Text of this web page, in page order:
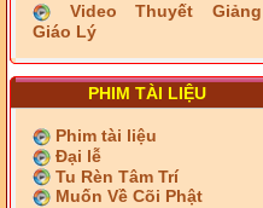
Video Thuyết Giảng
Giáo Lý
PHIM TÀI LIỆU
Phim tài liệu
Đại lễ
Tu Rèn Tâm Trí
Muốn Về Cõi Phật